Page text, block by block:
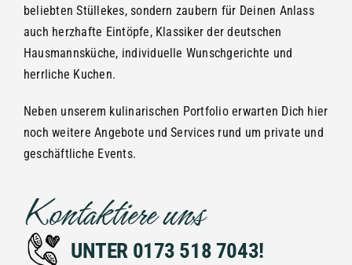
beliebten Stüllekes, sondern zaubern für Deinen Anlass
auch herzhafte Eintöpfe, Klassiker der deutschen
Hausmannsküche, individuelle Wunschgerichte und
herrliche Kuchen.
Neben unserem kulinarischen Portfolio erwarten Dich hier
noch weitere Angebote und Services rund um private und
geschäftliche Events.
Kontaktiere uns
UNTER 0173 518 7043!